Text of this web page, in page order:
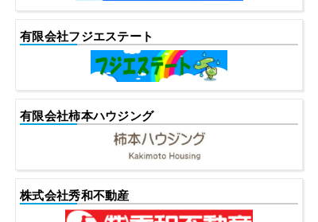
有限会社フジエステート
有限会社柿本ハウジング
株式会社秀和不動産